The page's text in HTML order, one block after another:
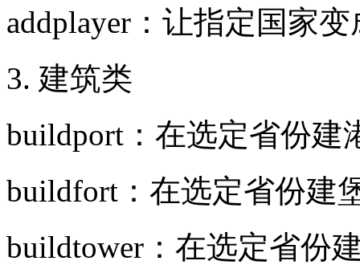
addplayer：让指定国家
3. 建筑类
buildport：在选定省份建
buildfort：在选定省份建
buildtower：在选定省份